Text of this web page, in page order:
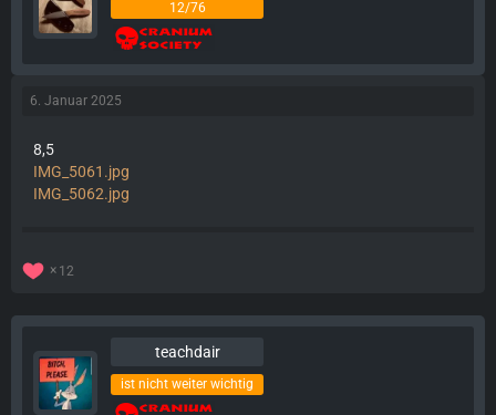
12/76
6. Januar 2025
8,5
IMG_5061.jpg
IMG_5062.jpg
12
teachdair
ist nicht weiter wichtig